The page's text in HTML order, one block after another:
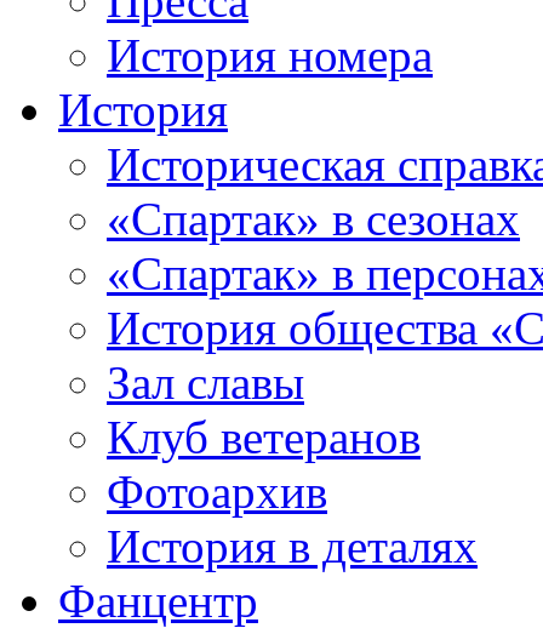
История номера
История
Историческая
«Спартак» в сезонах
«Спартак» в
История общества
Зал славы
Клуб ветеранов
Фотоархив
История в деталях
Фанцентр